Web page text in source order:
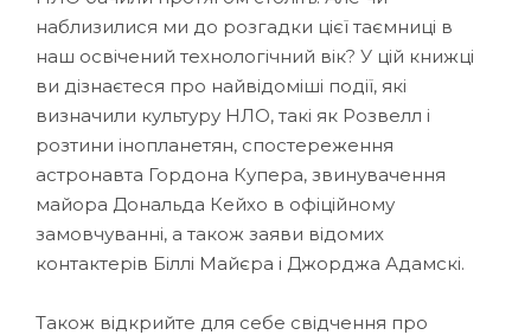
наблизилися ми до розгадки цієї таємниці в
наш освічений технологічний вік? У цій книжці
ви дізнаєтеся про найвідоміші події, які
визначили культуру НЛО, такі як Розвелл і
розтини інопланетян, спостереження
астронавта Гордона Купера, звинувачення
майора Дональда Кейхо в офіційному
замовчуванні, а також заяви відомих
контактерів Біллі Майєра і Джорджа Адамскі.
Також відкрийте для себе свідчення про